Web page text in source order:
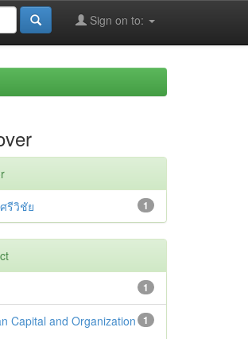
Sign on to:
1
รีวิชัย
1
1
Capital and Organization